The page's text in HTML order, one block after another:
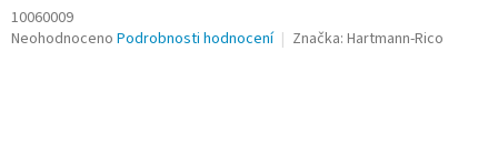
10060009
Průměrné
Neohodnoceno Podrobnosti hodnocení Značka: Hartmann-Rico